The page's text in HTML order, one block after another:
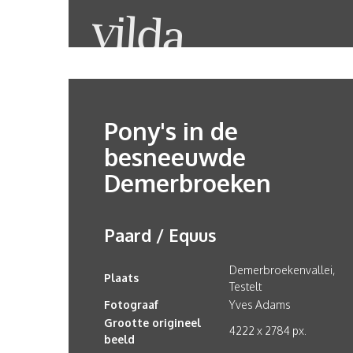
Pony's in de
besneeuwde
Demerbroeken
Paard / Equus
Plaats
Demerbroekenvallei,
Testelt
Fotograaf
Yves Adams
Grootte origineel
beeld
4222 x 2784 px.